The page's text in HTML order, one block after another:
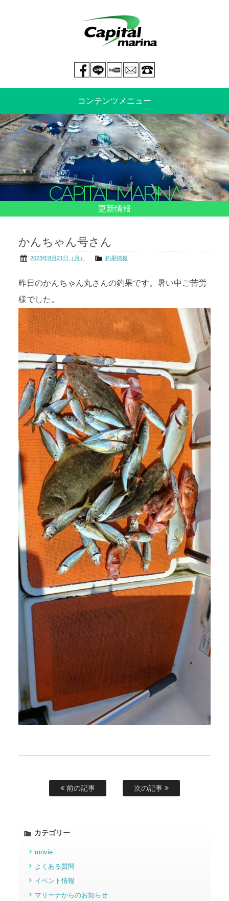
mail
You tube
LINE@
Facebook page
コンテンツメニュー
中古艇情報 新艇情報
船のご売却 整備・特殊艤装
船舶保険 マリーナ情報・料金表
茨城の海
会社概要
CAPITAL MARINA
更新情報
かんちゃん号さん
2023年8月21日（月） 釣果情報
昨日のかんちゃん丸さんの釣果です。暑い中ご苦労
様でした。
前の記事 次の記事
カテゴリー
movie
よくある質問
イベント情報
マリーナからのお知らせ